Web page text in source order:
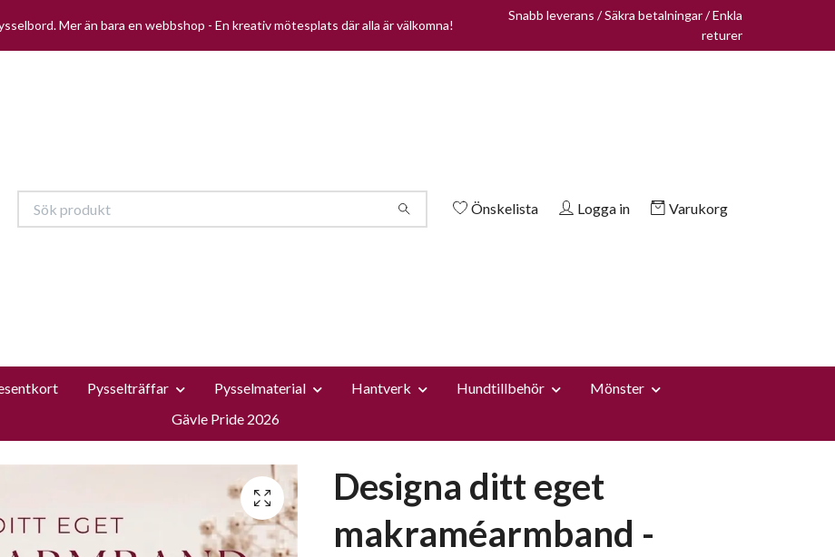
Mer än bara en webbshop - En kreativ mötesplats där alla är välkomna!
Snabb leverans / Säkra betalningar / Enkla
returer
Önskelista Logga in Varukorg
Pysselträffar Pysselmaterial Hantverk Hundtillbehör
Mönster
Gävle Pride 2026
Designa ditt eget
makraméarmband -